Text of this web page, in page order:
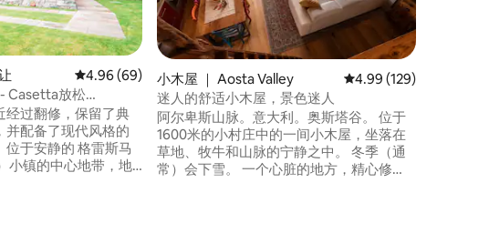
58 条评价
平均评分 4.96 分（满分 5 分），共 69 条评价
4.96 (69)
Casetta放松
经过翻修，保留了典
并配备了现代风格的
于安静的 格雷斯马
小镇的中心地带，地
小木屋 ｜ Aosta Valley 平均评分 4.99 分（满
4.99 (129)
迷人的舒适小木屋，景色迷人
阿尔卑斯山脉。意大利。奥斯塔谷。 位于
1600米的小村庄中的一间小木屋，坐落在
草地、牧牛和山脉的宁静之中。 冬季（通
常）会下雪。 一个心脏的地方，精心修